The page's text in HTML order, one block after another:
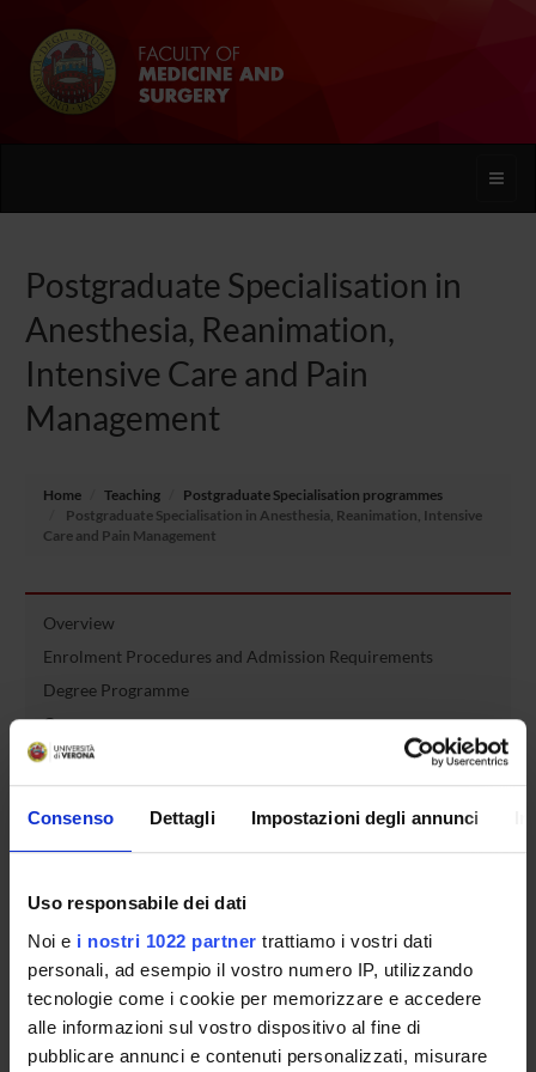
Consenso Dettagli Impostazioni degli annunci
Uso responsabile dei dati
Noi e i nostri 1022 partner trattiamo i vostri dati
personali, ad esempio il vostro numero IP, utilizzando
tecnologie come i cookie per memorizzare e accedere
alle informazioni sul vostro dispositivo al fine di
pubblicare annunci e contenuti personalizzati, misurare
Toggle
Postgraduate Specialisation in
Anesthesia, Reanimation,
Intensive Care and Pain
Management
Home Teaching
Postgraduate Specialisation programmes
Postgraduate Specialisation in Anesthesia, Reanimation, Intensive
Care and Pain Management
Overview
Enrolment Procedures and Admission Requirements
Degree Programme
Courses
Notices
Governing bodies
Rete formativa
International Students
OFFERTA FORMATIVA
SEMESTRE FILTRO